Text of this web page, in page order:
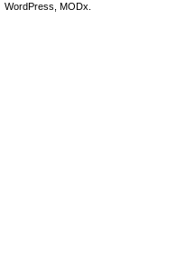
WordPress, MODx.